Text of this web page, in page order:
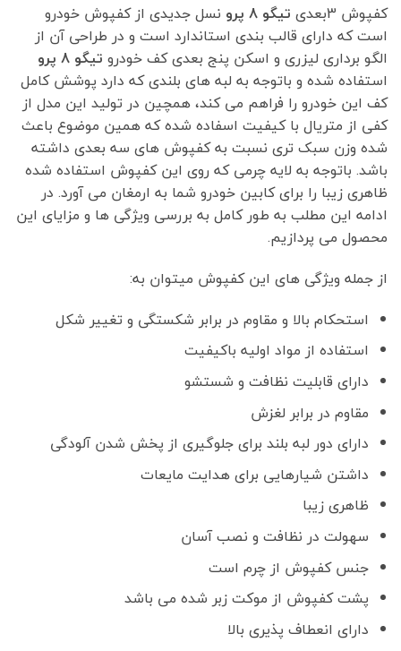
کفپوش 3بعدی تیگو 8 پرو
نسل جدیدی از کفپوش خودرو
است که دارای قالب بندی استاندارد است و در طراحی آن از
الگو برداری لیزری و اسکن پنج بعدی کف خودرو تیگو 8 پرو
استفاده شده و باتوجه به لبه های بلندی که دارد پوشش کامل
کف این خودرو را فراهم می کند، همچین در تولید این مدل از
کفی از متریال با کیفیت اسفاده شده که همین موضوع باعث
شده وزن سبک تری نسبت به کفپوش های سه بعدی داشته
باشد. باتوجه به لایه چرمی که روی این کفپوش استفاده شده
ظاهری زیبا را برای کابین خودرو شما به ارمغان می آورد. در
ادامه این مطلب به طور کامل به بررسی ویژگی ها و مزایای این
محصول می پردازیم.
از جمله ویژگی های این کفپوش میتوان به:
استحکام بالا و مقاوم در برابر شکستگی و تغییر شکل
استفاده از مواد اولیه باکیفیت
دارای قابلیت نظافت و شستشو
مقاوم در برابر لغزش
دارای دور لبه بلند برای جلوگیری از پخش شدن آلودگی
داشتن شیار‌هایی برای هدایت مایعات
ظاهری زیبا
سهولت در نظافت و نصب آسان
جنس کفپوش از چرم است
پشت کفپوش از موکت زبر شده می باشد
دارای انعطاف پذیری بالا